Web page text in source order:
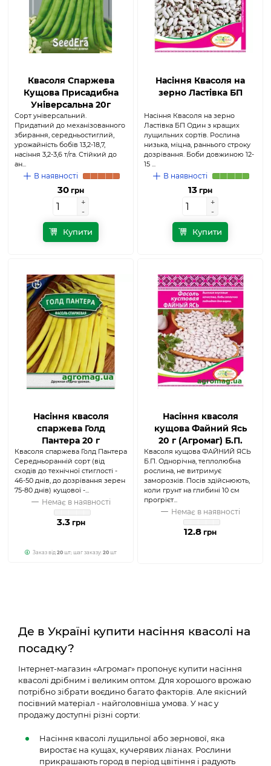
Квасоля Спаржева
Кущова Присадибна
Універсальна 20г
(Seed Era)
Сорт універсальний.
Придатний до механізованного
збирання, середньостиглий,
урожайність бобів 13,2-18,7,
насіння 3,2-3,6 т/га. Стійкий до
ан...
В наявності
30 грн
+
-
+
-
Купити
Насіння Квасоля на
зерно Ластівка БП
Насіння Квасоля на зерно
Ластівка БП Один з кращих
лущильних сортів. Рослина
низька, міцна, раннього строку
дозрівання. Боби довжиною 12-
15 ...
В наявності
13 грн
+
-
+
-
Купити
Насіння квасоля
спаржева Голд
Пантера 20 г
(Агромаг) Б.П.
Квасоля спаржева Голд Пантера
Середньоранній сорт (від
сходів до технічної стиглості -
46-50 днів, до дозрівання зерен
75-80 днів) кущової -...
Немає в наявності
3.3грн
Заказ від 20 шт; шаг заказу: 20 шт
Насіння квасоля
кущова Файний Ясь
20 г (Агромаг) Б.П.
Квасоля кущова ФАЙНИЙ ЯСЬ
Б.П. Однорічна, теплолюбна
рослина, не витримує
заморозків. Посів здійснюють,
коли грунт на глибині 10 см
прогрієт...
Немає в наявності
12.8 грн
Де в Україні купити насіння квасолі на
посадку?
Інтернет-магазин «Агромаг» пропонує купити насіння
квасолі дрібним і великим оптом. Для хорошого врожаю
потрібно зібрати воєдино багато факторів. Але якісний
посівний матеріал - найголовніша умова. У нас у
продажу доступні різні сорти:
Насіння квасолі лущильної або зернової, яка
виростає на кущах, кучерявих ліанах. Рослини
прикрашають город в період цвітіння і радують